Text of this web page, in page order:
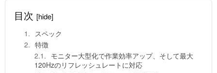
目次 [hide]
スペック
特徴
モニター大型化で作業効率アップ、そして最大
120Hzのリフレッシュレートに対応